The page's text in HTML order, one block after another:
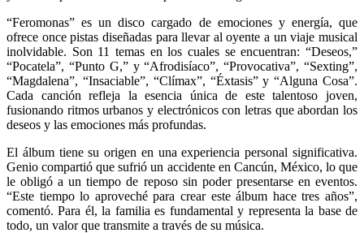
“Feromonas” es un disco cargado de emociones y energía, que
ofrece once pistas diseñadas para llevar al oyente a un viaje musical
inolvidable. Son 11 temas en los cuales se encuentran: “Deseos,”
“Pocatela”, “Punto G,” y “Afrodisíaco”, “Provocativa”, “Sexting”,
“Magdalena”, “Insaciable”, “Clímax”, “Éxtasis” y “Alguna Cosa”.
Cada canción refleja la esencia única de este talentoso joven,
fusionando ritmos urbanos y electrónicos con letras que abordan los
deseos y las emociones más profundas.
El álbum tiene su origen en una experiencia personal significativa.
Genio compartió que sufrió un accidente en Cancún, México, lo que
le obligó a un tiempo de reposo sin poder presentarse en eventos.
“Este tiempo lo aproveché para crear este álbum hace tres años”,
comentó. Para él, la familia es fundamental y representa la base de
todo, un valor que transmite a través de su música.